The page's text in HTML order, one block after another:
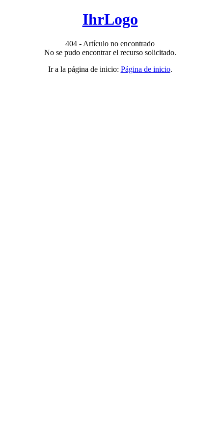
IhrLogo
404 - Artículo no encontrado
No se pudo encontrar el recurso solicitado.
Ir a la página de inicio: Página de inicio.